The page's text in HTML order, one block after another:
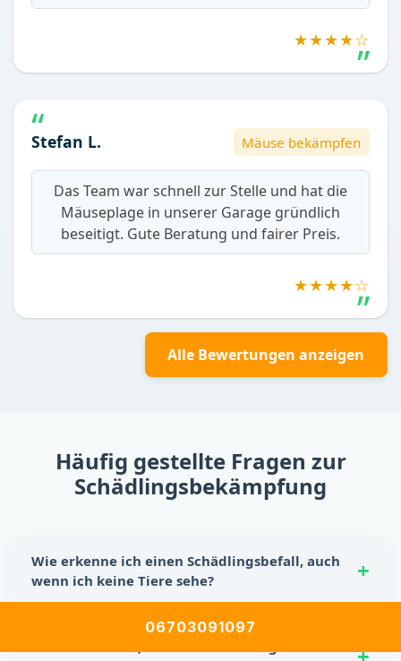
★★★★☆
Stefan L. Mäuse bekämpfen
Das Team war schnell zur Stelle und hat die
Mäuseplage in unserer Garage gründlich
beseitigt. Gute Beratung und fairer Preis.
★★★★☆
Alle Bewertungen anzeigen
Häufig gestellte Fragen zur
Schädlingsbekämpfung
Wie erkenne ich einen Schädlingsbefall, auch
wenn ich keine Tiere sehe?
Nagespuren, kleine Kotkrümel, Kratzgeräusche in
Wänden oder Schränken sowie unangenehme Gerüche.
06703091097